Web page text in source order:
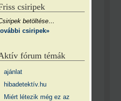
csiripek
betöltése…
csiripek»
fórum témák
ajánlat
hibadetektív.hu
Miért létezik még ez az